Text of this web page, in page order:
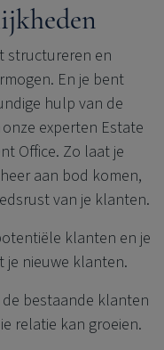
structureren en
En je bent
hulp van de
experten Estate
Office. Zo laat je
aan bod komen,
van je klanten.
klanten en je
je nieuwe klanten.
bestaande klanten
relatie kan groeien.